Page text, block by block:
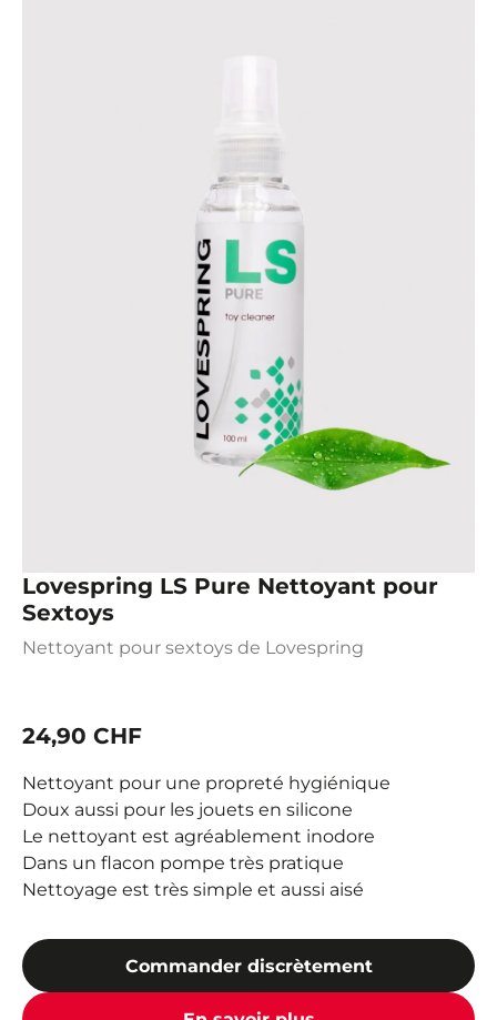
Lovespring LS Pure Nettoyant pour
Sextoys
Nettoyant pour sextoys de Lovespring
24,90 CHF
Nettoyant pour une propreté hygiénique
Doux aussi pour les jouets en silicone
Le nettoyant est agréablement inodore
Dans un flacon pompe très pratique
Nettoyage est très simple et aussi aisé
Commander discrètement